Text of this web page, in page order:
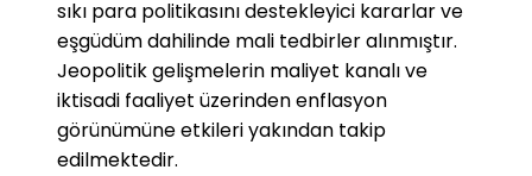
sıkı para politikasını destekleyici kararlar ve
eşgüdüm dahilinde mali tedbirler alınmıştır.
Jeopolitik gelişmelerin maliyet kanalı ve
iktisadi faaliyet üzerinden enflasyon
görünümüne etkileri yakından takip
edilmektedir.